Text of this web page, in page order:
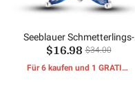
Seeblauer Schmetterlings-
Charm
$16.98 $34.00
Für 6 kaufen und 1 GRATIS-